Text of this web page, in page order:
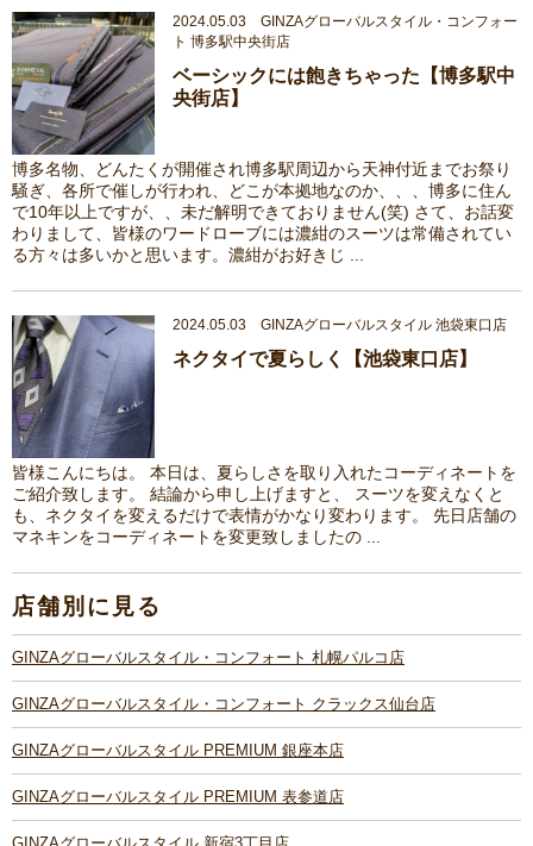
2024.05.03 GINZAグローバルスタイル・コンフォー
ト 博多駅中央街店
ベーシックには飽きちゃった【博多駅中
央街店】
博多名物、どんたくが開催され博多駅周辺から天神付近までお祭り
騒ぎ、各所で催しが行われ、どこが本拠地なのか、、、博多に住ん
で10年以上ですが、、未だ解明できておりません(笑) さて、お話変
わりまして、皆様のワードローブには濃紺のスーツは常備されてい
る方々は多いかと思います。濃紺がお好きじ ...
2024.05.03 GINZAグローバルスタイル 池袋東口店
ネクタイで夏らしく【池袋東口店】
皆様こんにちは。 本日は、夏らしさを取り入れたコーディネートを
ご紹介致します。 結論から申し上げますと、 スーツを変えなくと
も、ネクタイを変えるだけで表情がかなり変わります。 先日店舗の
マネキンをコーディネートを変更致しましたの ...
店舗別に見る
GINZAグローバルスタイル・コンフォート 札幌パルコ店
GINZAグローバルスタイル・コンフォート クラックス仙台店
GINZAグローバルスタイル PREMIUM 銀座本店
GINZAグローバルスタイル PREMIUM 表参道店